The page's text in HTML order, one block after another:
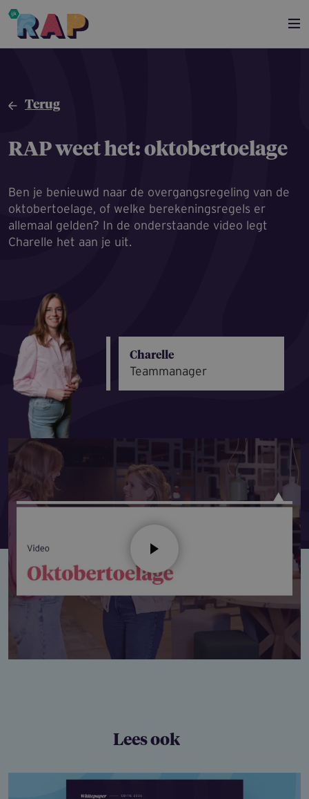
Overslaan en naar de inhoud gaan
Terug
RAP weet het: oktobertoe­lage
Ben je benieuwd naar de overgangsregeling van de
oktobertoelage, of welke berekeningsregels er
allemaal gelden? In de onderstaande video legt
Charelle het aan je uit.
Charelle
Teammanager
Lees ook